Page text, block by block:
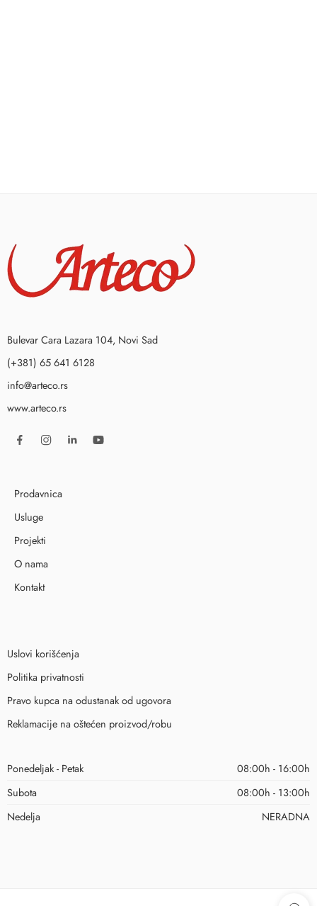
Bulevar Cara Lazara 104, Novi Sad
(+381) 65 641 6128
info@arteco.rs
www.arteco.rs
Prodavnica
Usluge
Projekti
O nama
Kontakt
Uslovi korišćenja
Politika privatnosti
Pravo kupca na odustanak od ugovora
Reklamacije na oštećen proizvod/robu
Ponedeljak - Petak
08:00h - 16:00h
Subota
08:00h - 13:00h
Nedelja
NERADNA